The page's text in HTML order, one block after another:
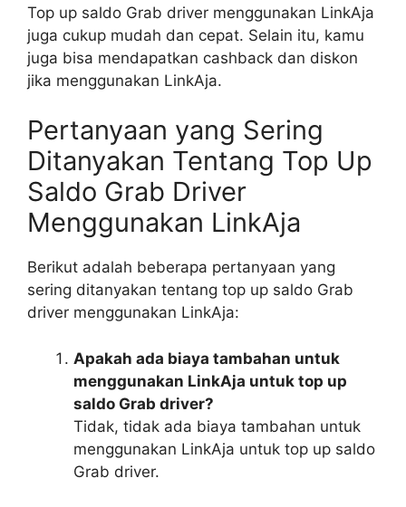
Top up saldo Grab driver menggunakan LinkAja
juga cukup mudah dan cepat. Selain itu, kamu
juga bisa mendapatkan cashback dan diskon
jika menggunakan LinkAja.
Pertanyaan yang Sering
Ditanyakan Tentang Top Up
Saldo Grab Driver
Menggunakan LinkAja
Berikut adalah beberapa pertanyaan yang
sering ditanyakan tentang top up saldo Grab
driver menggunakan LinkAja:
Apakah ada biaya tambahan untuk
menggunakan LinkAja untuk top up
saldo Grab driver?
Tidak, tidak ada biaya tambahan untuk
menggunakan LinkAja untuk top up saldo
Grab driver.